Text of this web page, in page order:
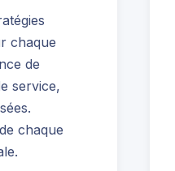
chaque
de
service,
chaque